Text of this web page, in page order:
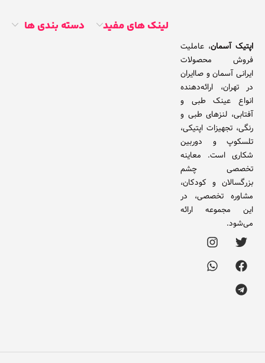
اپتیک آسمان، عاملیت
فروش محصولات
ایرانی آسمان و صاایران
در تهران، ارائه‌دهنده
انواع عینک طبی و
آفتابی، لنزهای طبی و
رنگی، تجهیزات اپتیکی،
تلسکوپ و دوربین
شکاری است. معاینه
تخصصی چشم
بزرگسالان و کودکان،
مشاوره تخصصی، در
این مجموعه ارائه
می‌شود.
لینک های مفید دسته بندی ها